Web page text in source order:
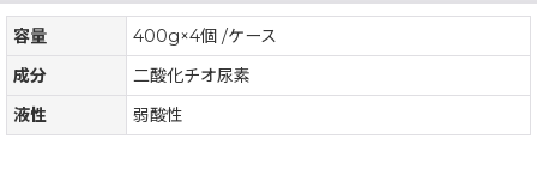
容量
400g×4個 /ケース
成分
二酸化チオ尿素
液性
弱酸性